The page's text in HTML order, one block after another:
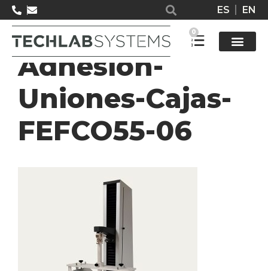
ES EN
0
JT-Medidor-
Adhesion-
Uniones-Cajas-
FEFCO55-06